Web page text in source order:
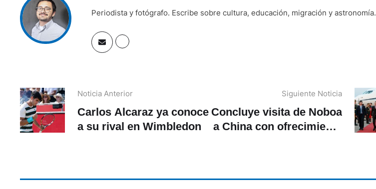
Periodista y fotógrafo. Escribe sobre cultura, educación, migración y astronomía.
Noticia Anterior
Carlos Alcaraz ya conoce
a su rival en Wimbledon
Siguiente Noticia
Concluye visita de Noboa
a China con ofrecimiento